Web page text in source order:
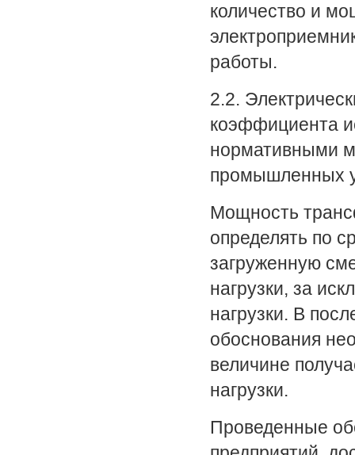
количество и
работы.
2.2.
коэффициента
нормативными
промышленных
Мощность
определять по
загруженную
нагрузки, за
нагрузки. В
обоснования
величине
нагрузки.
Проведенные